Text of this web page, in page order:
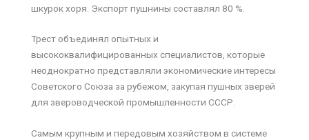
шкурок хоря. Экспорт пушнины составлял 80 %.
Трест объединял опытных и
высококвалифицированных специалистов, которые
неоднократно представляли экономические интересы
Советского Союза за рубежом, закупая пушных зверей
для звероводческой промышленности СССР.
Самым крупным и передовым хозяйством в системе